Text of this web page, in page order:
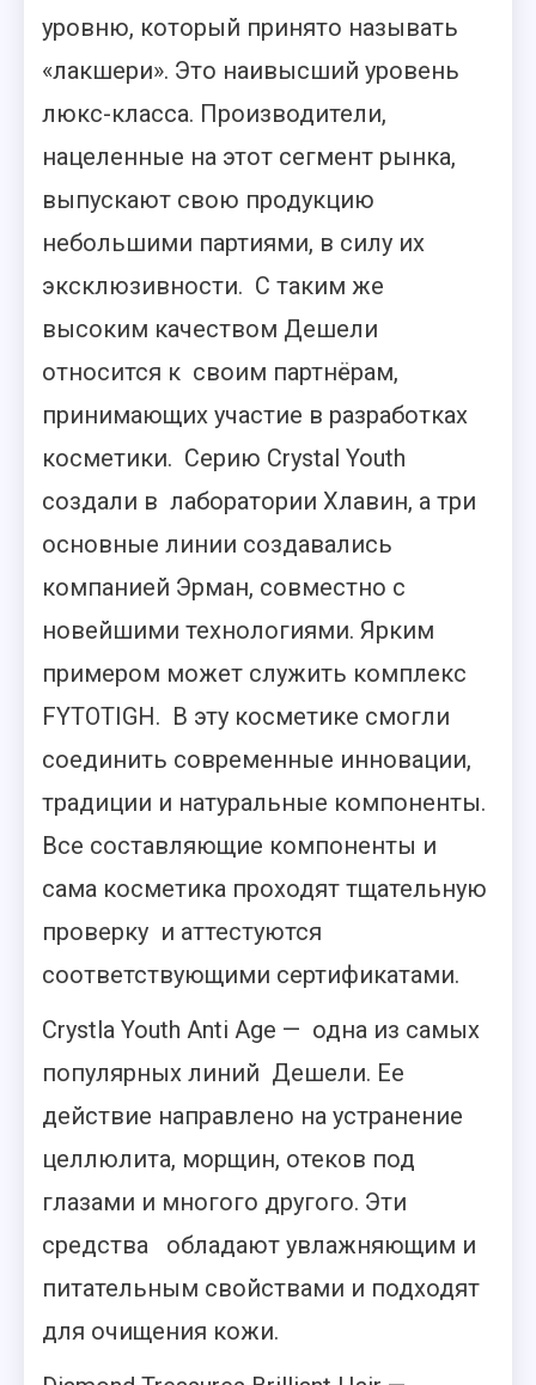
уровню, который принято называть
«лакшери». Это наивысший уровень
люкс-класса. Производители,
нацеленные на этот сегмент рынка,
выпускают свою продукцию
небольшими партиями, в силу их
эксклюзивности. С таким же
высоким качеством Дешели
относится к своим партнёрам,
принимающих участие в разработках
косметики. Серию Crystal Youth
создали в лаборатории Хлавин, а три
основные линии создавались
компанией Эрман, совместно с
новейшими технологиями. Ярким
примером может служить комплекс
FYTOTIGH. В эту косметике смогли
соединить современные инновации,
традиции и натуральные компоненты.
Все составляющие компоненты и
сама косметика проходят тщательную
проверку и аттестуются
соответствующими сертификатами.
Crystla Youth Anti Age — одна из самых
популярных линий Дешели. Ее
действие направлено на устранение
целлюлита, морщин, отеков под
глазами и многого другого. Эти
средства обладают увлажняющим и
питательным свойствами и подходят
для очищения кожи.